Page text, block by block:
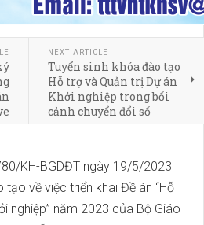
NEXT ARTICLE
Tuyển sinh khóa đào tạo
Hỗ trợ và Quản trị Dự án
Khởi nghiệp trong bối
cảnh chuyển đổi số
KH-BGDĐT ngày 19/5/2023
về việc triển khai Đề án “Hỗ
nghiệp” năm 2023 của Bộ Giáo